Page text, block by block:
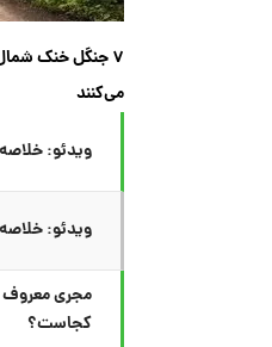
۷ جنگل خنک
می‌کنند
ویدئو: خلاصه بازی
ویدئو: خلاصه بازی
مجری معروف
کجاست؟